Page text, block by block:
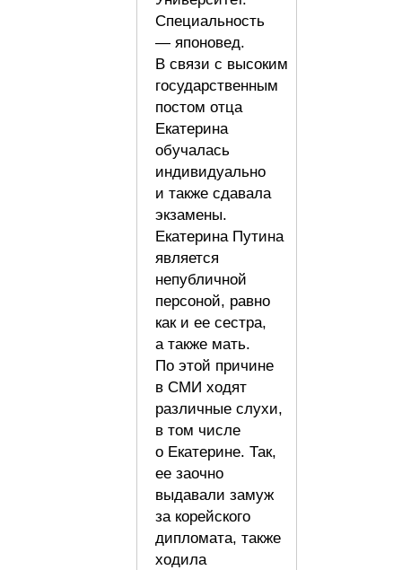
Специальность
— японовед.
В связи с высоким
государственным
постом отца
Екатерина
обучалась
индивидуально
и также сдавала
экзамены.
Екатерина Путина
является
непубличной
персоной, равно
как и ее сестра,
а также мать.
По этой причине
в СМИ ходят
различные слухи,
в том числе
о Екатерине. Так,
ее заочно
выдавали замуж
за корейского
дипломата, также
ходила